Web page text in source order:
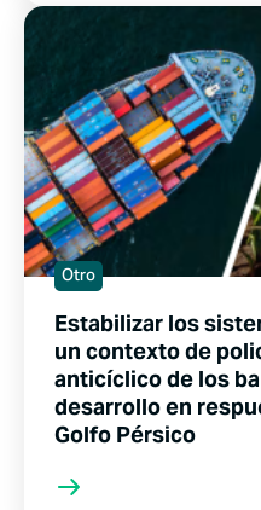
Otro
Estabilizar los
un contexto de
anticíclico de los
desarrollo en
Golfo Pérsico